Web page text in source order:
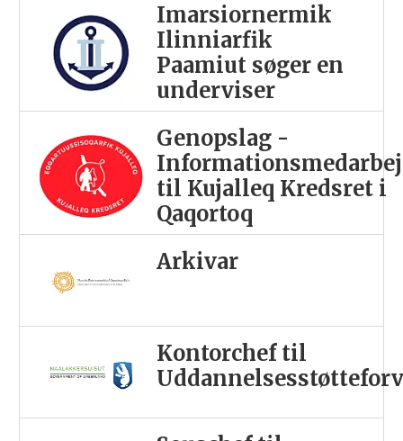
Imarsiornermik
Ilinniarfik
Paamiut søger en
underviser
Genopslag -
til Kujalleq Kredsret i
Qaqortoq
Arkivar
Kontorchef til